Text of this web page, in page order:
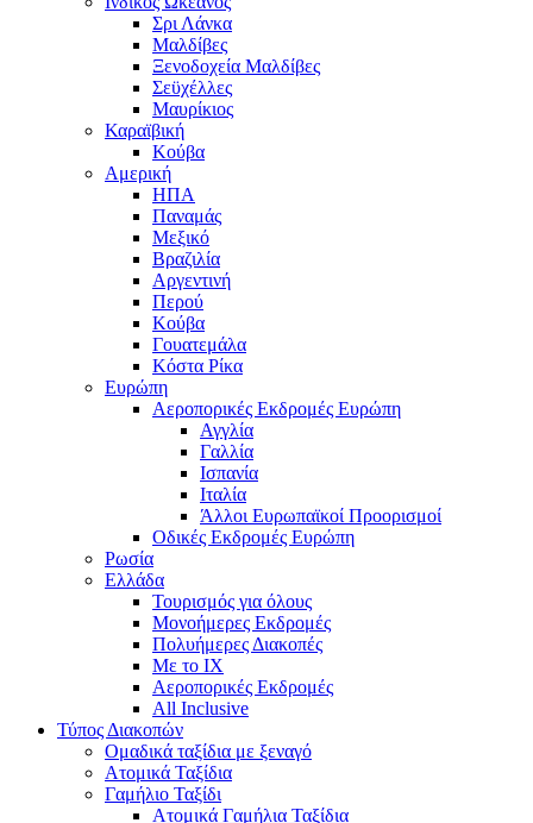
Σρι Λάνκα
Μαλδίβες
Ξενοδοχεία Μαλδίβες
Σεϋχέλλες
Μαυρίκιος
Καραϊβική
Κούβα
Αμερική
ΗΠΑ
Παναμάς
Μεξικό
Βραζιλία
Αργεντινή
Περού
Κούβα
Γουατεμάλα
Κόστα Ρίκα
Ευρώπη
Αεροπορικές Εκδρομές Ευρώπη
Αγγλία
Γαλλία
Ισπανία
Ιταλία
Άλλοι Ευρωπαϊκοί Προορισμοί
Οδικές Εκδρομές Ευρώπη
Ρωσία
Ελλάδα
Τουρισμός για όλους
Mονοήμερες Εκδρομές
Πολυήμερες Διακοπές
Με το ΙΧ
Αεροπορικές Εκδρομές
All Inclusive
Τύπος Διακοπών
Ομαδικά ταξίδια με ξεναγό
Ατομικά Ταξίδια
Γαμήλιο Ταξίδι
Ατομικά Γαμήλια Ταξίδια